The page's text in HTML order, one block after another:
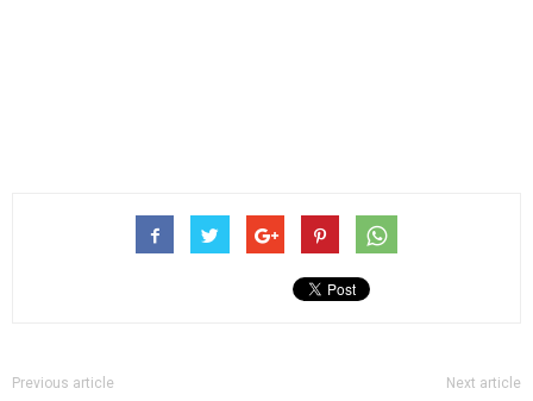
Previous article Next article